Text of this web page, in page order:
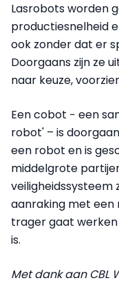
Lasrobots worden
productiesnelheid
ook zonder dat er
Doorgaans zijn ze
naar keuze,
Een cobot − een
robot' – is
een robot en is
middelgrote
aanraking met
trager gaat
is.
Met dank aan CBL